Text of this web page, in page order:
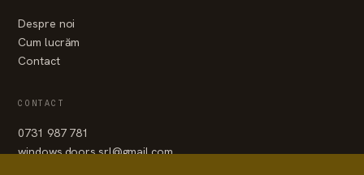
Despre noi
Cum lucrăm
Contact
CONTACT
0731 987 781
windows.doors.srl@gmail.com